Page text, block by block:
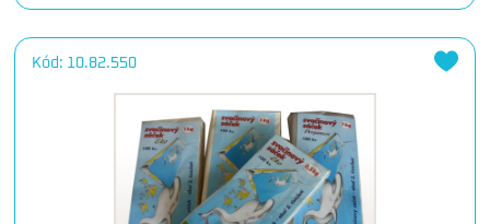
Kód: 10.82.550